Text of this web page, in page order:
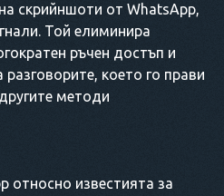
скрийншоти от WhatsApp,
Той елиминира
ръчен достъп и
разговорите, което го прави
методи
относно известията за